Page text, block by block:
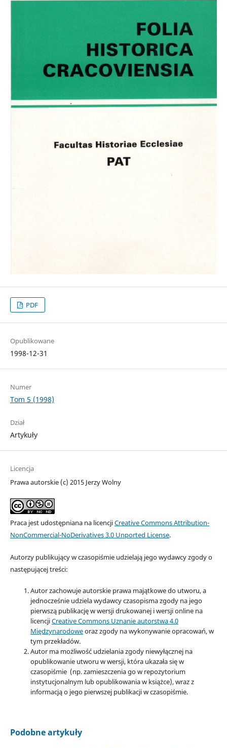
PDF
Opublikowane
1998-12-31
Numer
Tom 5 (1998)
Dział
Artykuły
Licencja
Prawa autorskie (c) 2015 Jerzy Wolny
Praca jest udostępniana na licencjiCreative Commons Attribution-
NonCommercial-NoDerivatives 3.0 Unported License.
Autorzy publikujący w czasopiśmie udzielają jego wydawcy zgody o
następującej treści:
Autor zachowuje autorskie prawa majątkowe do utworu, a
jednocześnie udziela wydawcy czasopisma zgody na jego
pierwszą publikację w wersji drukowanej i wersji online na
licencjiCreative Commons Uznanie autorstwa 4.0
Międzynarodoweoraz zgody na wykonywanie opracowań, w
tym przekładów.
Autor ma możliwość udzielania zgody niewyłącznej na
opublikowanie utworu w wersji, która ukazała się w
czasopiśmie (np. zamieszczenia go w repozytorium
instytucjonalnym lub opublikowania w książce), wraz z
informacją o jego pierwszej publikacji w czasopiśmie.
Podobne artykuły